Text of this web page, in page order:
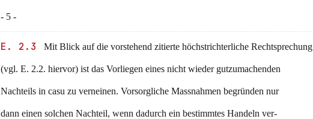
- 5 -
E. 2.3 Mit Blick auf die vorstehend zitierte höchstrichterliche Rechtsprechung
(vgl. E. 2.2. hiervor) ist das Vorliegen eines nicht wieder gutzumachenden
Nachteils in casu zu verneinen. Vorsorgliche Massnahmen begründen nur
dann einen solchen Nachteil, wenn dadurch ein bestimmtes Handeln ver-